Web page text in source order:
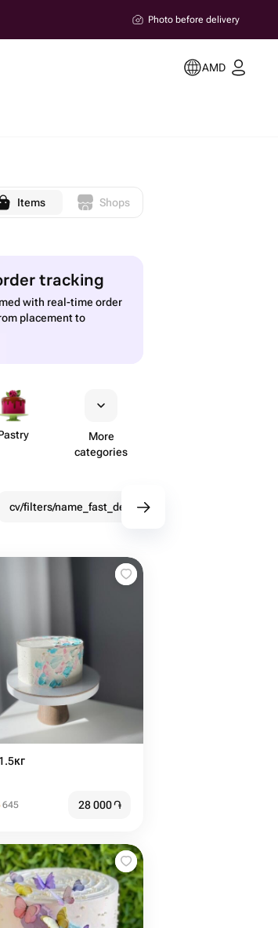
Photo before delivery
AMD
Items Shops
tracking
with real-time order
placement to
More
categories
cv/filters/name_fast_delivery
645 28 000֏